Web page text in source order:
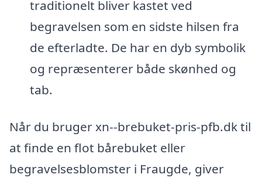
traditionelt bliver kastet ved
begravelsen som en sidste hilsen fra
de efterladte. De har en dyb symbolik
og repræsenterer både skønhed og
tab.
Når du bruger xn--brebuket-pris-pfb.dk til
at finde en flot bårebuket eller
begravelsesblomster i Fraugde, giver